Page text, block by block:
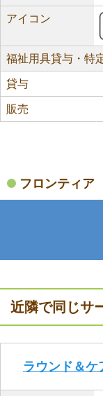
アイコン
福祉用具貸与・特
貸与
販売
フロンティア
近隣で同じサ
ラウンド＆ケ